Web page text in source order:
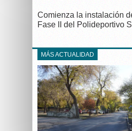
Comienza la instalación
Fase II del Polideportivo
MÁS ACTUALIDAD